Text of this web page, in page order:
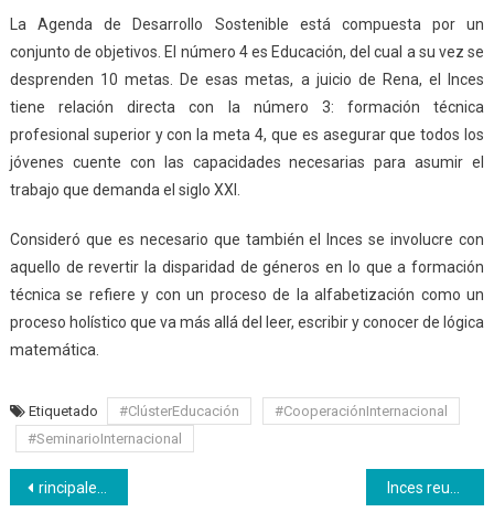
La Agenda de Desarrollo Sostenible está compuesta por un
conjunto de objetivos. El número 4 es Educación, del cual a su vez se
desprenden 10 metas. De esas metas, a juicio de Rena, el Inces
tiene relación directa con la número 3: formación técnica
profesional superior y con la meta 4, que es asegurar que todos los
jóvenes cuente con las capacidades necesarias para asumir el
trabajo que demanda el siglo XXI.
Consideró que es necesario que también el Inces se involucre con
aquello de revertir la disparidad de géneros en lo que a formación
técnica se refiere y con un proceso de la alfabetización como un
proceso holístico que va más allá del leer, escribir y conocer de lógica
matemática.
Etiquetado #ClústerEducación
#CooperaciónInternacional
#SeminarioInternacional
Navegación
rincipales desafíos, Educación y Formación Técnica Profesional: una mirada hacia lo productivo